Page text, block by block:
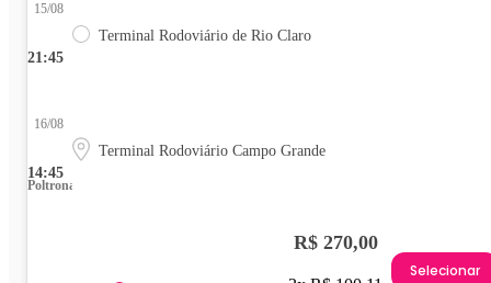
21:45
15/08
Terminal Rodoviário de Rio Claro
14:45
16/08
Terminal Rodoviário Campo Grande
Poltrona
R$ 270,00
Selecionar